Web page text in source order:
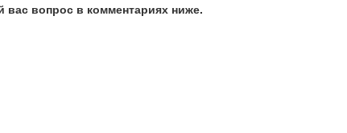
вопрос в комментариях ниже.